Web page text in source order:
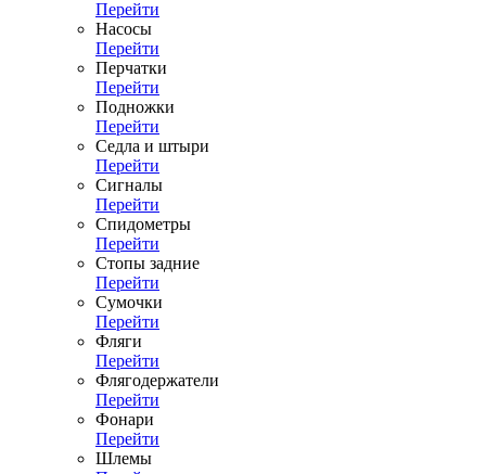
Перейти
Насосы
Перейти
Перчатки
Перейти
Подножки
Перейти
Седла и штыри
Перейти
Сигналы
Перейти
Спидометры
Перейти
Стопы задние
Перейти
Сумочки
Перейти
Фляги
Перейти
Флягодержатели
Перейти
Фонари
Перейти
Шлемы